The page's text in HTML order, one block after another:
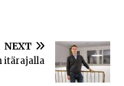
NEXT
itärajalla